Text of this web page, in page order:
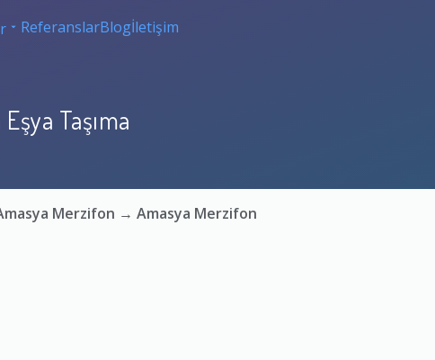
ReferanslarBlogİletişim
Taşıma
Merzifon → Amasya Merzifon